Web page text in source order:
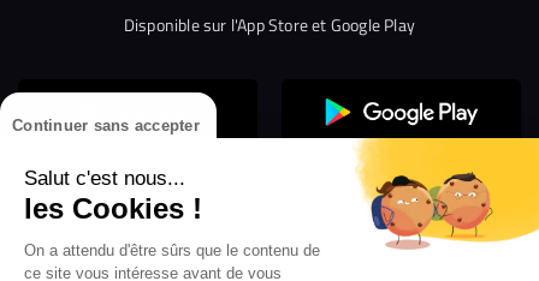
Continuer sans accepter
Salut c'est nous...
les Cookies !
On a attendu d'être sûrs que le contenu de
ce site vous intéresse avant de vous
Disponible sur l'App Store et Google Play
Confidentialité
Gestion des cookies